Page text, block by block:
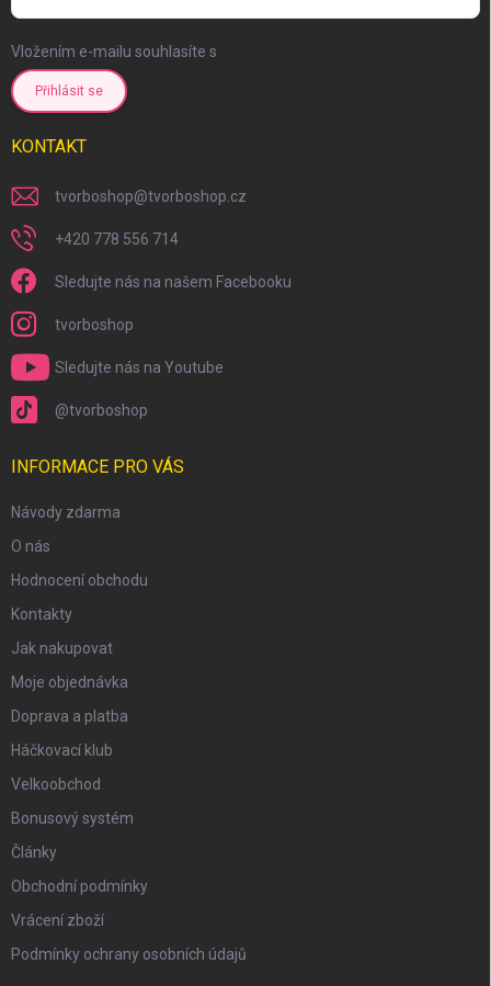
Vložením e-mailu souhlasíte s
Přihlásit se
KONTAKT
tvorboshop@tvorboshop.cz
+420 778 556 714
Sledujte nás na našem Facebooku
tvorboshop
Sledujte nás na Youtube
@tvorboshop
INFORMACE PRO VÁS
Návody zdarma
O nás
Hodnocení obchodu
Kontakty
Jak nakupovat
Moje objednávka
Doprava a platba
Háčkovací klub
Velkoobchod
Bonusový systém
Články
Obchodní podmínky
Vrácení zboží
Podmínky ochrany osobních údajů